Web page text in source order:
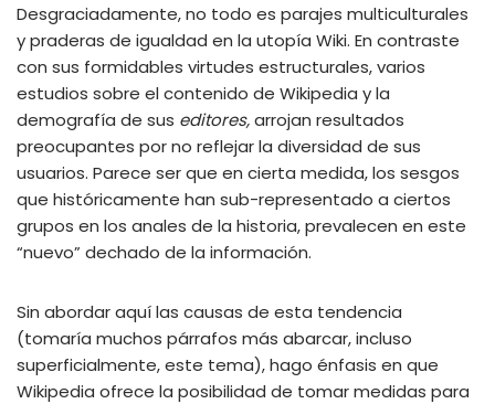
Desgraciadamente, no todo es parajes multiculturales
y praderas de igualdad en la utopía Wiki. En contraste
con sus formidables virtudes estructurales, varios
estudios sobre el contenido de Wikipedia y la
demografía de sus editores,arrojan resultados
preocupantes por no reflejar la diversidad de sus
usuarios. Parece ser que en cierta medida, los sesgos
que históricamente han sub-representado a ciertos
grupos en los anales de la historia, prevalecen en este
“nuevo” dechado de la información.
Sin abordar aquí las causas de esta tendencia
(tomaría muchos párrafos más abarcar, incluso
superficialmente, este tema), hago énfasis en que
Wikipedia ofrece la posibilidad de tomar medidas para